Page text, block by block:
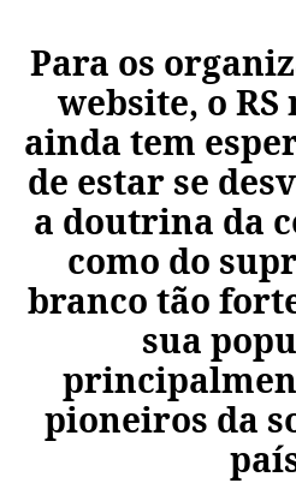
Para os
website, o
ainda tem
de estar se
a doutrina da
como do
branco tão
sua
pioneiros da